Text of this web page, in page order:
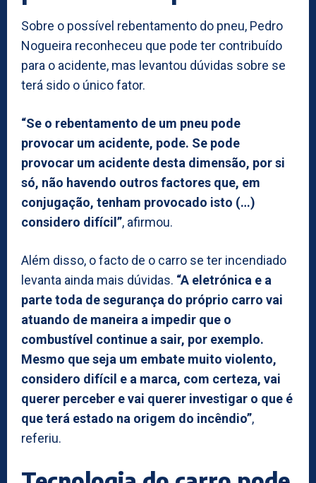
Sobre o possível rebentamento do pneu, Pedro
Nogueira reconheceu que pode ter contribuído
para o acidente, mas levantou dúvidas sobre se
terá sido o único fator.
“Se o rebentamento de um pneu pode
provocar um acidente, pode. Se pode
provocar um acidente desta dimensão, por si
só, não havendo outros factores que, em
conjugação, tenham provocado isto (…)
considero difícil”, afirmou.
Além disso, o facto de o carro se ter incendiado
levanta ainda mais dúvidas. “A eletrónica e a
parte toda de segurança do próprio carro vai
atuando de maneira a impedir que o
combustível continue a sair, por exemplo.
Mesmo que seja um embate muito violento,
considero difícil e a marca, com certeza, vai
querer perceber e vai querer investigar o que é
que terá estado na origem do incêndio”,
referiu.